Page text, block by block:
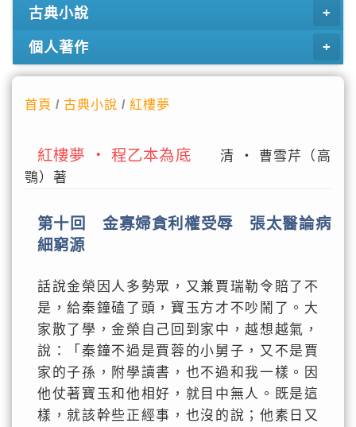
古典小說
個人著作
首頁 /古典小說 /紅樓夢
紅樓夢 ‧ 程乙本為底 清 ‧ 曹雪芹（高
鶚）著
第十回 金寡婦貪利權受辱 張太醫論病
細窮源
話說金榮因人多勢眾，又兼賈瑞勒令賠了不
是，給秦鐘磕了頭，寶玉方才不吵鬧了。大
家散了學，金榮自己回到家中，越想越氣，
說：「秦鐘不過是賈蓉的小舅子，又不是賈
家的子孫，附學讀書，也不過和我一樣。因
他仗著寶玉和他相好，就目中無人。既是這
樣，就該幹些正經事，也沒的說；他素日又